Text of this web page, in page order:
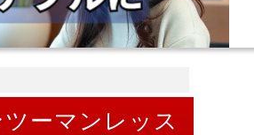
ーマンレッス